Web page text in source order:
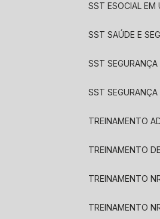
SST ESOCIAL EM
SST SAÚDE E
SST
SST
TREINAMENTO
TREINAMENTO
TREINAMENTO
TREINAMENTO